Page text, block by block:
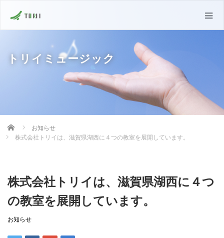
トリイミュージック
Home
お知らせ
株式会社トリイは、滋賀県湖西に４つの教室を展開しています。
株式会社トリイは、滋賀県湖西に４つ
の教室を展開しています。
お知らせ